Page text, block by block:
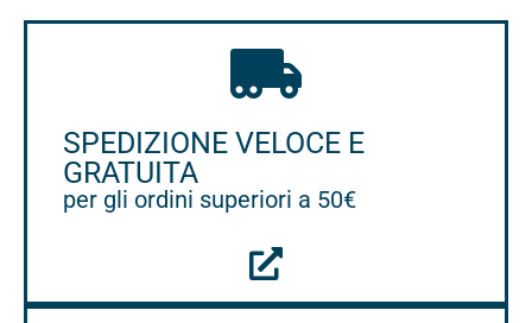
SPEDIZIONE VELOCE E
GRATUITA
per gli ordini superiori a 50€